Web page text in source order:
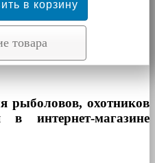
товара
рыболовов, охотников
интернет-магазине